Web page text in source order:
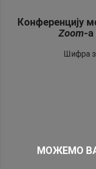
Конференцију
Zoom-а
Шифра
МОЖЕМО